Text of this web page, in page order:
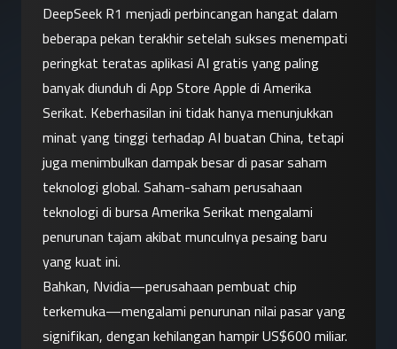
DeepSeek R1 menjadi perbincangan hangat dalam
beberapa pekan terakhir setelah sukses menempati
peringkat teratas aplikasi AI gratis yang paling
banyak diunduh di App Store Apple di Amerika
Serikat. Keberhasilan ini tidak hanya menunjukkan
minat yang tinggi terhadap AI buatan China, tetapi
juga menimbulkan dampak besar di pasar saham
teknologi global. Saham-saham perusahaan
teknologi di bursa Amerika Serikat mengalami
penurunan tajam akibat munculnya pesaing baru
yang kuat ini.
Bahkan, Nvidia—perusahaan pembuat chip
terkemuka—mengalami penurunan nilai pasar yang
signifikan, dengan kehilangan hampir US$600 miliar.